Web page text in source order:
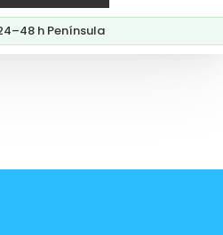
h Península